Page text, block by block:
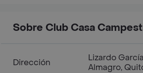
Sobre Club Casa
Dirección
Lizardo
Almagro,